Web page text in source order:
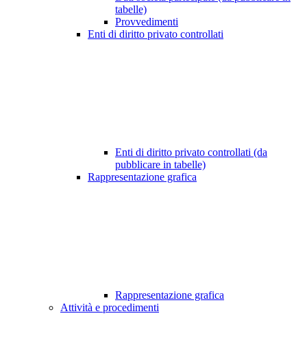
tabelle)
Provvedimenti
Enti di diritto privato controllati
Enti di diritto privato controllati (da
pubblicare in tabelle)
Rappresentazione grafica
Rappresentazione grafica
Attività e procedimenti